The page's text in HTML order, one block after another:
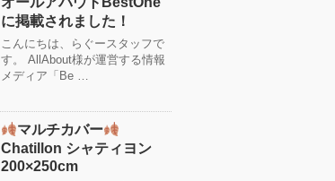
に掲載されました！
こんにちは、らぐースタッフで
す。 AllAbout様が運営する情報
メディア「Be …
マルチカバー
Chatillon シャティヨン
200×250cm